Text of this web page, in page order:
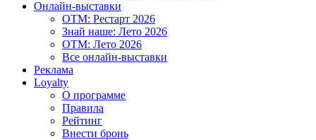
Онлайн-выставки
OTM: Рестарт 2026
Знай наше: Лето 2026
OTM: Лето 2026
Все онлайн-выставки
Реклама
Loyalty
О программе
Правила
Рейтинг
Внести бронь